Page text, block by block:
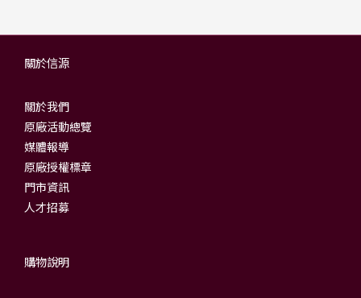
關於信源
關於我們
原廠活動總覽
媒體報導
原廠授權標章
門市資訊
人才招募
購物說明